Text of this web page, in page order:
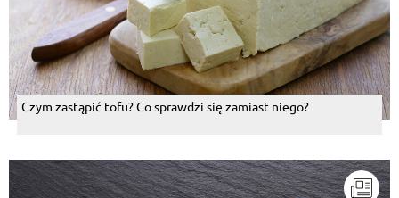
Czym zastąpić tofu? Co sprawdzi się zamiast niego?